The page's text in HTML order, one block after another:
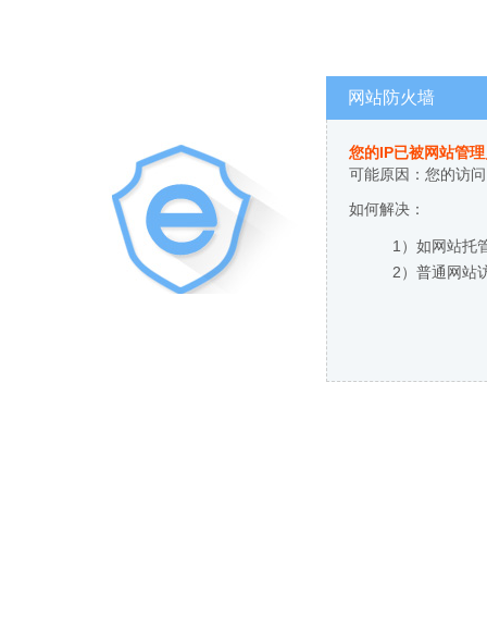
网站防火墙
您的IP已被网站管
可能原因：您的访
如何解决：
1）如网站托
2）普通网站